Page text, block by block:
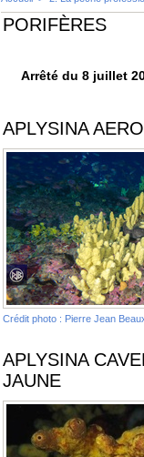
PORIFÈRES
Arrêté du 8 juillet
APLYSINA
Crédit photo : Pierre Jean
APLYSINA
JAUNE